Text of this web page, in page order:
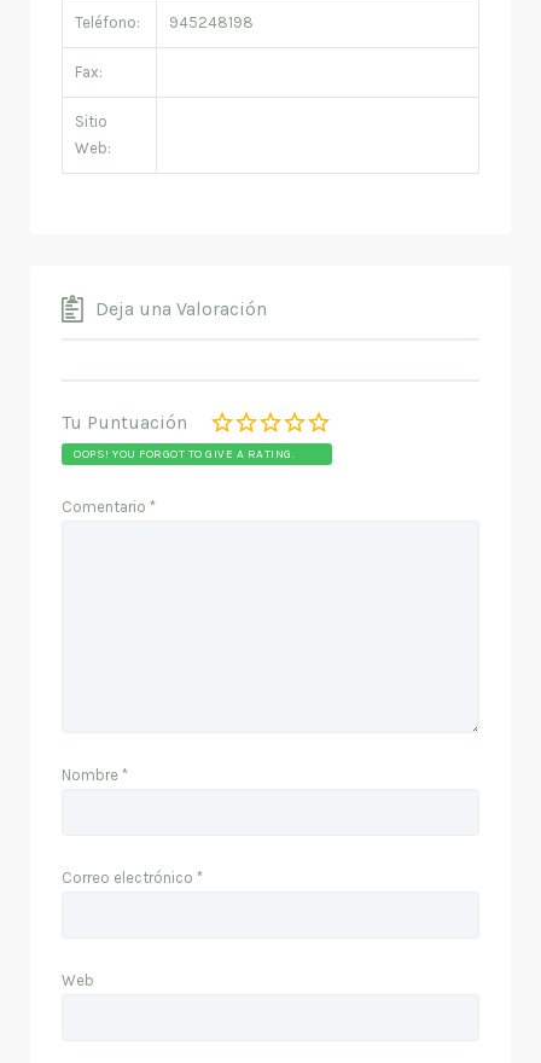
Teléfono: 945248198
Fax:
Sitio
Web:
Deja una Valoración
Tu Puntuación
OOPS! YOU FORGOT TO GIVE A RATING.
Comentario *
Nombre *
Correo electrónico *
Web